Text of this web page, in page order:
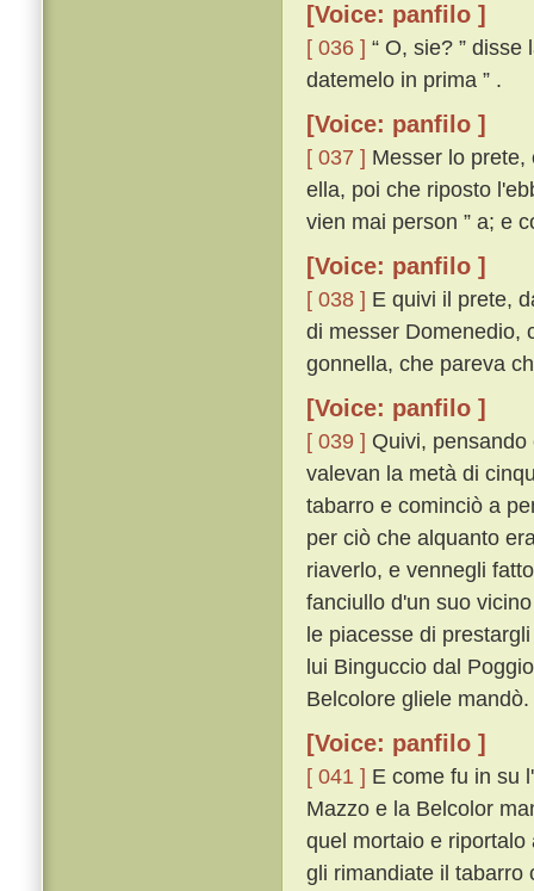
[Voice: panfilo ]
[ 036 ] “ O, sie? ”
datemelo in prima ” .
[Voice: panfilo ]
[ 037 ] Messer lo
ella, poi che riposto
vien mai person ” a; e
[Voice: panfilo ]
[ 038 ] E quivi il prete,
di messer Domenedio,
gonnella, che pareva
[Voice: panfilo ]
[ 039 ] Quivi,
valevan la metà di
tabarro e cominciò a
per ciò che alquanto
riaverlo, e vennegli
fanciullo d'un suo
le piacesse di
lui Binguccio dal
Belcolore gliele mandò.
[Voice: panfilo ]
[ 041 ] E come fu in su
Mazzo e la Belcolor
quel mortaio e
gli rimandiate il tabarro